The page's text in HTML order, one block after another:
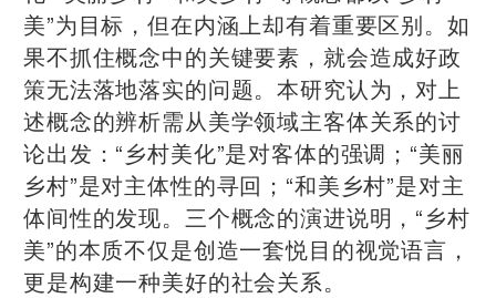
美”为目标，但在内涵上却有着重要区别。如
果不抓住概念中的关键要素，就会造成好政
策无法落地落实的问题。本研究认为，对上
述概念的辨析需从美学领域主客体关系的讨
论出发：“乡村美化”是对客体的强调；“美丽
乡村”是对主体性的寻回；“和美乡村”是对主
体间性的发现。三个概念的演进说明，“乡村
美”的本质不仅是创造一套悦目的视觉语言，
更是构建一种美好的社会关系。